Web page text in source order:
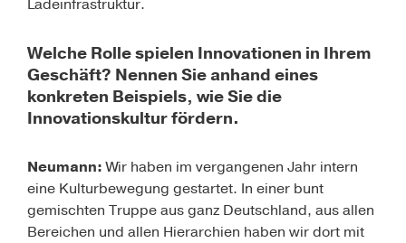
Ladeinfrastruktur.
Welche Rolle spielen Innovationen in Ihrem
Geschäft? Nennen Sie anhand eines
konkreten Beispiels, wie Sie die
Innovationskultur fördern.
Neumann:Wir haben im vergangenen Jahr intern
eine Kulturbewegung gestartet. In einer bunt
gemischten Truppe aus ganz Deutschland, aus allen
Bereichen und allen Hierarchien haben wir dort mit